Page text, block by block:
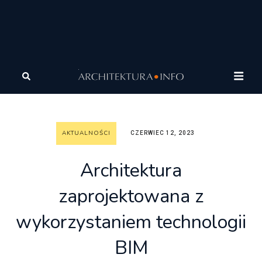
Wiadomości
zaprojektowana z wykorzystaniem technologii BIM
AKTUALNOŚCI CZERWIEC 12, 2023
Architektura
zaprojektowana z
wykorzystaniem technologii
BIM